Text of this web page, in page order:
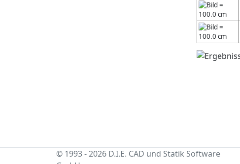
=
100.0 cm
=
100.0 cm
© 1993 - 2026 D.I.E. CAD und Statik Software